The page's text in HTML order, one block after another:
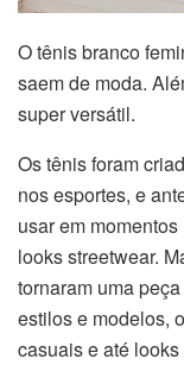
O tênis branco
saem de moda.
super versátil.
Os tênis foram
nos esportes, e
usar em
looks streetwear.
tornaram uma
estilos e modelos,
casuais e até